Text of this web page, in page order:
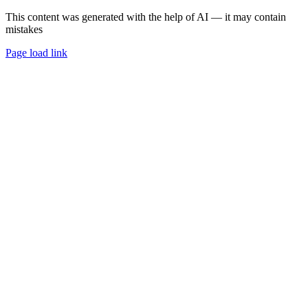
This content was generated with the help of AI — it may contain
mistakes
Page load link